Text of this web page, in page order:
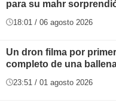
para su mahr
18:01 / 06 agosto 2026
Un dron filma por
completo de una
23:51 / 01 agosto 2026